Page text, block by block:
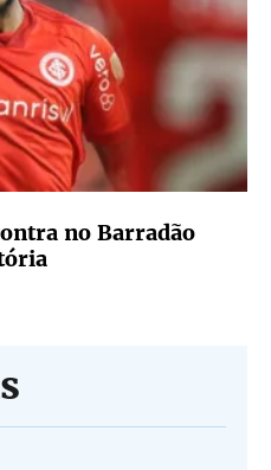
no Barradão